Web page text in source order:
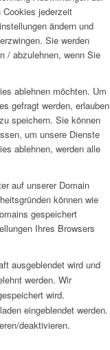
jederzeit
ändern und
Sie werden
/ abzulehnen, wenn Sie
ablehnen möchten. Um
gefragt werden, erlauben
speichern. Sie können
um unsere Dienste
ablehnen, werden alle
auf unserer Domain
können wie
gespeichert
Ihres Browsers
ausgeblendet wird und
werden. Wir
wird.
eingeblendet werden.
deaktivieren.